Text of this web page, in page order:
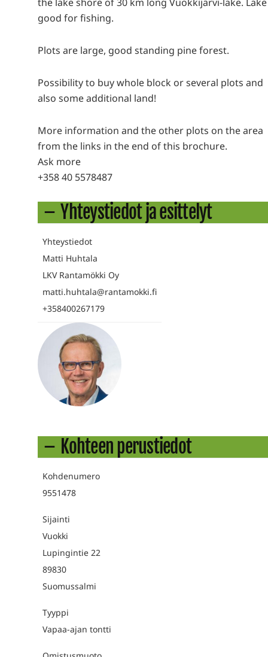
good for fishing.
Plots are large, good standing pine forest.
Possibility to buy whole block or several plots and
also some additional land!
More information and the other plots on the area
from the links in the end of this brochure.
Ask more
+358 40 5578487
Yhteystiedot ja esittelyt
Yhteystiedot
Matti Huhtala
LKV Rantamökki Oy
matti.huhtala@rantamokki.fi
+358400267179
Kohteen perustiedot
Kohdenumero
9551478
Sijainti
Vuokki
Lupingintie 22
89830
Suomussalmi
Tyyppi
Vapaa-ajan tontti